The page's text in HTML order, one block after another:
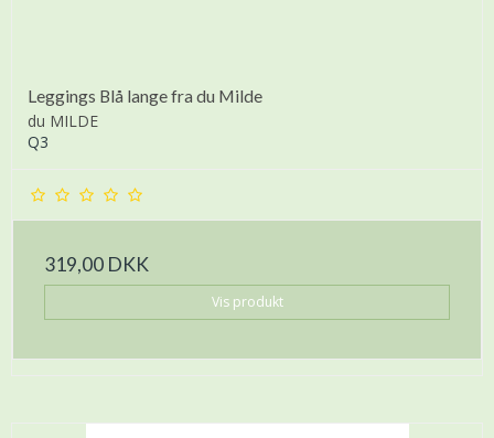
Leggings Blå lange fra du Milde
du MILDE
Q3
319,00 DKK
Vis produkt